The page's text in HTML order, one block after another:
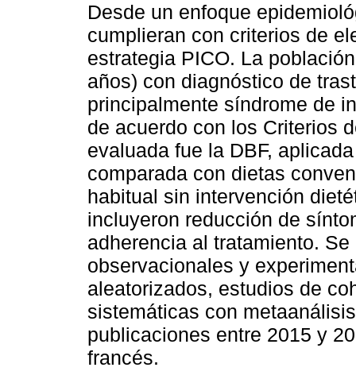
Desde un enfoque
cumplieran con criterios de
estrategia PICO. La
años) con diagnóstico de
principalmente síndrome de
de acuerdo con los Criterios
evaluada fue la DBF,
comparada con dietas
habitual sin intervención
incluyeron reducción de
adherencia al tratamiento.
observacionales y
aleatorizados, estudios de
sistemáticas con
publicaciones entre 2015 y
francés.